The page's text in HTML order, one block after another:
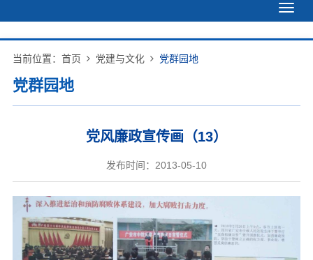
当前位置： 首页 党建与文化 党群园地
党群园地
党风廉政宣传画（13）
发布时间：2013-05-10